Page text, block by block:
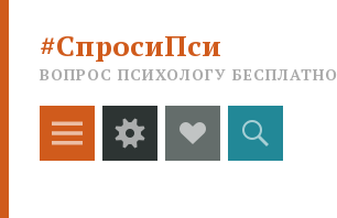
#СпросиПси
ВОПРОС ПСИХОЛОГУ БЕСПЛАТНО
Меню ВиджетыSocial
Links
Поиск